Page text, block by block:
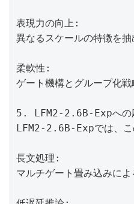
表現力の向上:
異なるスケールの特徴を
柔軟性:
ゲート機構とグループ化
5. LFM2-2.6B-Expへの
LFM2-2.6B-Expでは、こ
長文処理:
マルチゲート畳み込みに